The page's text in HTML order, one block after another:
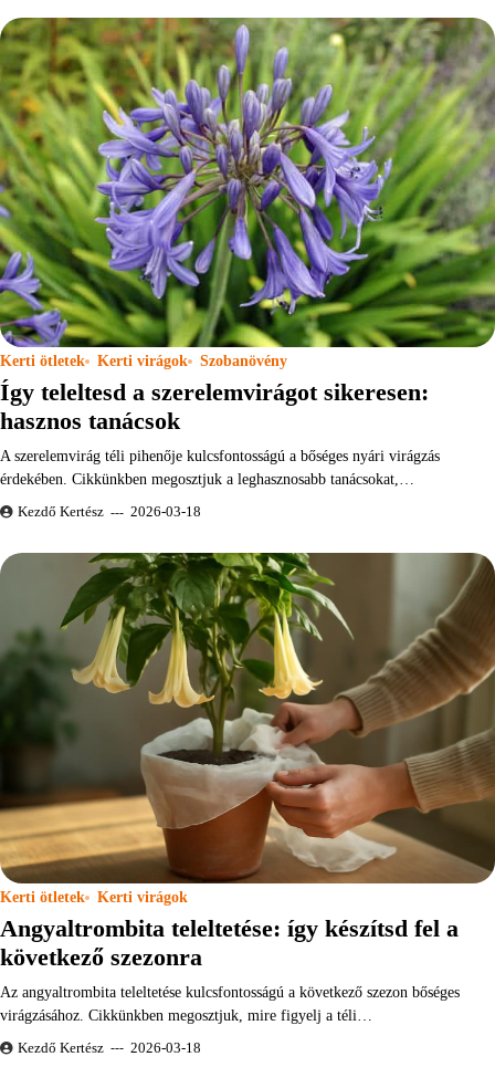
Kerti ötletek Kerti virágok Szobanövény
Így teleltesd a szerelemvirágot sikeresen:
hasznos tanácsok
A szerelemvirág téli pihenője kulcsfontosságú a bőséges nyári virágzás
érdekében. Cikkünkben megosztjuk a leghasznosabb tanácsokat,…
Kezdő Kertész 2026-03-18
Kerti ötletek Kerti virágok
Angyaltrombita teleltetése: így készítsd fel a
következő szezonra
Az angyaltrombita teleltetése kulcsfontosságú a következő szezon bőséges
virágzásához. Cikkünkben megosztjuk, mire figyelj a téli…
Kezdő Kertész 2026-03-18